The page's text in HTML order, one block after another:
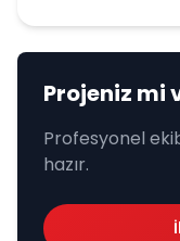
Projeniz mi
Profesyonel
hazır.